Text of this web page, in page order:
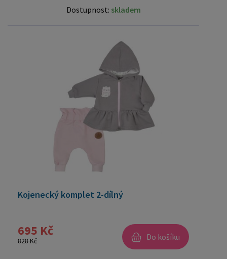
Dostupnost: skladem
Kojenecký komplet 2-dílný
695 Kč
828 Kč Do košíku